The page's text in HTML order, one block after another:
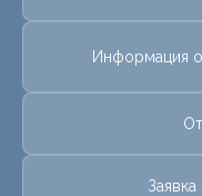
Информация